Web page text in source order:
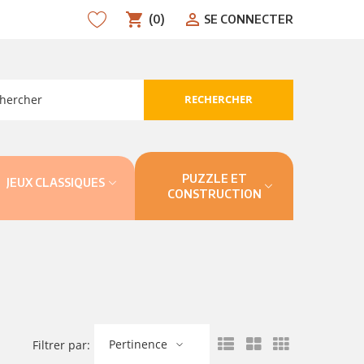
shopping_cart (0) person_outline SE CONNECTER
search
RECHERCHER
JEUX CLASSIQUES
PUZZLE ET
CONSTRUCTION
Filtrer par: Pertinence